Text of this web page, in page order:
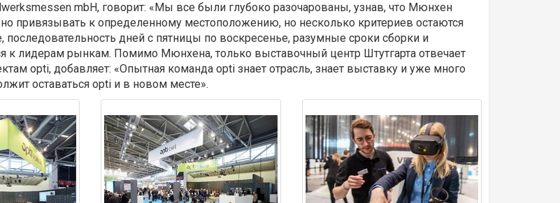
mbH, говорит: «Мы все были глубоко разочарованы, узнав, что Мюнхен
привязывать к определенному местоположению, но несколько критериев остаются
дней с пятницы по воскресенье, разумные сроки сборки и
к лидерам рынкам. Помимо Мюнхена, только выставочный центр Штутгарта отвечает
opti, добавляет: «Опытная команда opti знает отрасль, знает выставку и уже много
оставаться opti и в новом месте».